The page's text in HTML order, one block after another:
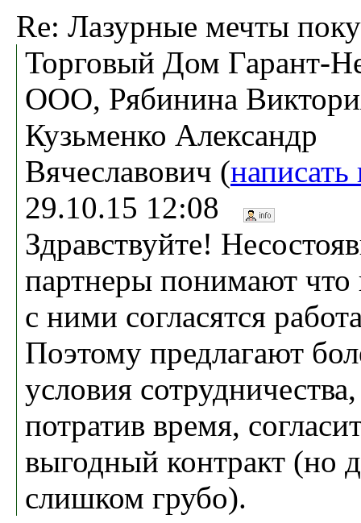
Re: Лазурные мечты
Торговый Дом Гарант-
ООО, Рябинина
Кузьменко Александр
Вячеславович (
29.10.15 12:08
Здравствуйте!
партнеры понимают что
с ними согласятся
Поэтому предлагают
условия
потратив время,
выгодный контракт (но
слишком грубо).